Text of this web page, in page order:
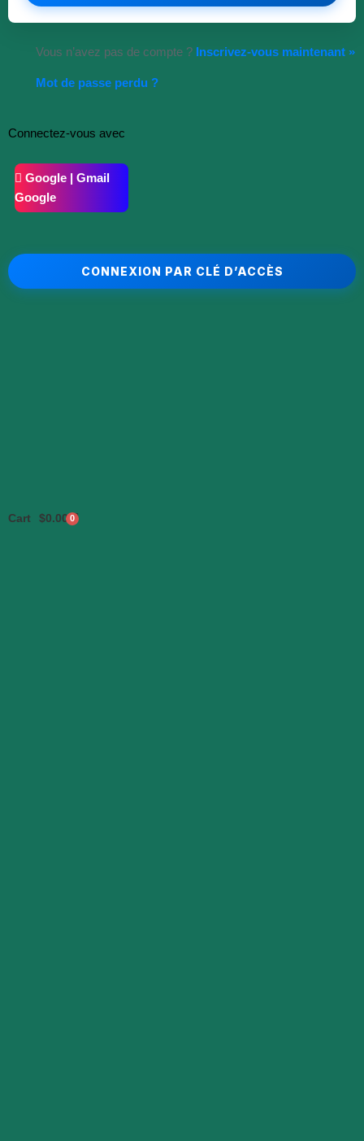
Vous n’avez pas de compte ? Inscrivez-vous maintenant »
Mot de passe perdu ?
Connectez-vous avec
Google | Gmail
Google
CONNEXION PAR CLÉ D’ACCÈS
Cart $0.000